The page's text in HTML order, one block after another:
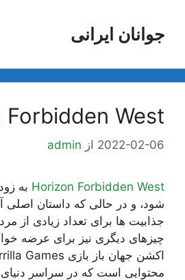
محتواجوانان ایرانی
Forbidden West
2022-02-06 از admin
Horizon Forbidden West به
شود، و در حالی که داستان اصلی
جذابیت ها برای تعداد زیادی از
محتوایی است که در سراسر